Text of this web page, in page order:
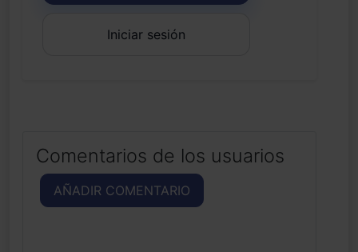
Iniciar sesión
Comentarios de los usuarios
AÑADIR COMENTARIO